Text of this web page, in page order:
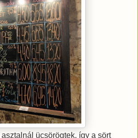
ücsörögtek, így a sört